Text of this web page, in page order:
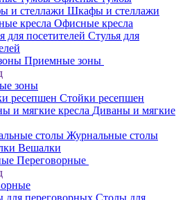
Шкафы и стеллажи
Офисные кресла
Стулья для
Приемные зоны
зоны
Стойки ресепшен
Диваны и мягкие
Журнальные столы
Вешалки
Переговорные
Столы для